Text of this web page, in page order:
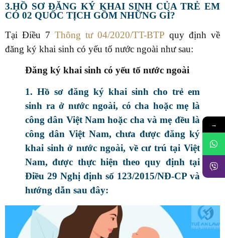
3.HỒ SƠ ĐĂNG KÝ KHAI SINH CỦA TRẺ EM
CÓ 02 QUỐC TỊCH GỒM NHỮNG GÌ?
Tại Điều 7 Thông tư 04/2020/TT-BTP quy định về
đăng ký khai sinh có yếu tố nước ngoài như sau:
Đăng ký khai sinh có yếu tố nước ngoài
1. Hồ sơ đăng ký khai sinh cho trẻ em
sinh ra ở nước ngoài, có cha hoặc mẹ là
công dân Việt Nam hoặc cha và mẹ đều là
công dân Việt Nam, chưa được đăng ký
khai sinh ở nước ngoài, về cư trú tại Việt
Nam, được thực hiện theo quy định tại
Điều 29 Nghị định số 123/2015/NĐ-CP và
hướng dẫn sau đây:
→